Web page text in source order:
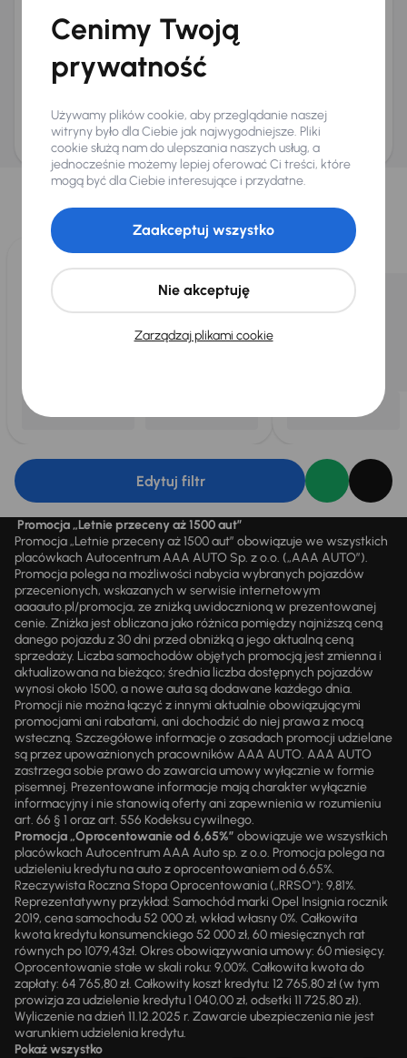
Na numer telefonu (opcjonalnie)
Wyślij zapytanie
ani zagwarantowaną dostępnością pojazdu. AURES Holdings a.s., z siedzibą
Dopraváků 874/15, Čimice, 184 00 Praga 8, będzie przechowywać i przetwarzać
Twoje dane osobowe zgodnie z zasadami ochrony i przetwarzaniadanych
osobowych
Wybraliśmy dla Ciebie
Wybieramy dla Ciebienajlepsze pojazdyz naszej oferty. Kupimy
dla Ciebiedo 400 pojazdówkażdego dnia.
Edytuj filtr
Promocja „Letnie przeceny aż 1500 aut”
Promocja „Letnie przeceny aż 1500 aut” obowiązuje we wszystkich
placówkach Autocentrum AAA AUTO Sp. z o.o. („AAA AUTO”).
Promocja polega na możliwości nabycia wybranych pojazdów
przecenionych, wskazanych w serwisie internetowym
aaaauto.pl/promocja, ze zniżką uwidocznioną w prezentowanej
cenie. Zniżka jest obliczana jako różnica pomiędzy najniższą ceną
danego pojazdu z 30 dni przed obniżką a jego aktualną ceną
sprzedaży. Liczba samochodów objętych promocją jest zmienna i
aktualizowana na bieżąco; średnia liczba dostępnych pojazdów
wynosi około 1500, a nowe auta są dodawane każdego dnia.
Promocji nie można łączyć z innymi aktualnie obowiązującymi
promocjami ani rabatami, ani dochodzić do niej prawa z mocą
wsteczną. Szczegółowe informacje o zasadach promocji udzielane
są przez upoważnionych pracowników AAA AUTO. AAA AUTO
zastrzega sobie prawo do zawarcia umowy wyłącznie w formie
pisemnej. Prezentowane informacje mają charakter wyłącznie
informacyjny i nie stanowią oferty ani zapewnienia w rozumieniu
art. 66 § 1 oraz art. 556 Kodeksu cywilnego.
Promocja „Oprocentowanie od 6,65%” obowiązuje we wszystkich
placówkach Autocentrum AAA Auto sp. z o.o. Promocja polega na
udzieleniu kredytu na auto z oprocentowaniem od 6,65%.
Rzeczywista Roczna Stopa Oprocentowania („RRSO“): 9,81%.
Reprezentatywny przykład: Samochód marki Opel Insignia rocznik
2019, cena samochodu 52 000 zł, wkład własny 0%. Całkowita
kwota kredytu konsumenckiego 52 000 zł, 60 miesięcznych rat
równych po 1079,43zł. Okres obowiązywania umowy: 60 miesięcy.
Oprocentowanie stałe w skali roku: 9,00%. Całkowita kwota do
zapłaty: 64 765,80 zł. Całkowity koszt kredytu: 12 765,80 zł (w tym
prowizja za udzielenie kredytu 1 040,00 zł, odsetki 11 725,80 zł).
Wyliczenie na dzień 11.12.2025 r. Zawarcie ubezpieczenia nie jest
warunkiem udzielenia kredytu.
Pokaż wszystko
Cenimy Twoją
prywatność
Używamy plików cookie, aby przeglądanie naszej
witryny było dla Ciebie jak najwygodniejsze. Pliki
cookie służą nam do ulepszania naszych usług, a
jednocześnie możemy lepiej oferować Ci treści, które
mogą być dla Ciebie interesujące i przydatne.
Zarządzaj plikami cookie
Nie akceptuję
Zaakceptuj wszystko